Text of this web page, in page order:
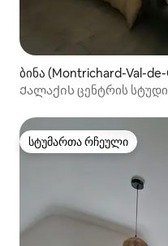
ბინა (Montrichard-Val-
Ქალაქის ცენტრის
სტუმართა რჩეული
სტუმართა რჩეული